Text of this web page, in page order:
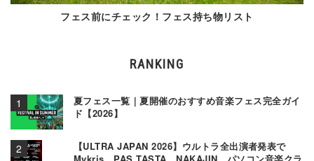
フェス前にチェック！フェス持ち物リスト
RANKING
夏フェス一覧｜夏開催のおすすめ音楽フェス完全ガイ
ド【2026】
【ULTRA JAPAN 2026】ウルトラ全出演者発表で